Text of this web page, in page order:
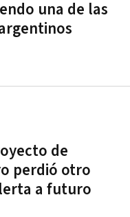
una de las
de
perdió otro
a futuro